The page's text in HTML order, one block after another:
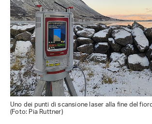
Uno dei punti di scansione laser alla fine del
(Foto: Pia Ruttner)